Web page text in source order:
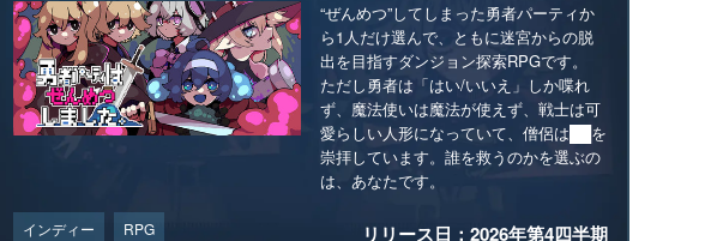
“ぜんめつ”してしまった勇者パーティか
ら1人だけ選んで、ともに迷宮からの脱
出を目指すダンジョン探索RPGです。
ただし勇者は「はい/いいえ」しか喋れ
ず、魔法使いは魔法が使えず、戦士は可
愛らしい人形になっていて、僧侶は██を
崇拝しています。誰を救うのかを選ぶの
は、あなたです。
インディー RPG リリース日：2026年第4四半期